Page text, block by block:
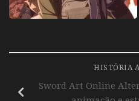
HISTÓRIA
Sword Art Online